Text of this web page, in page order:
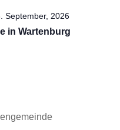
September, 2026
in Wartenburg